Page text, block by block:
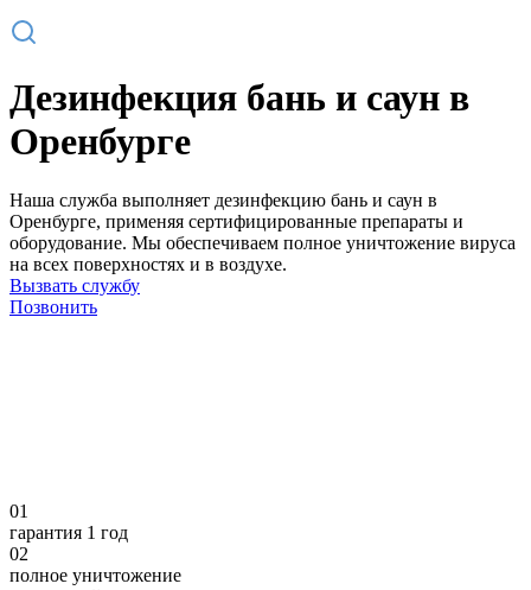
Дезинфекция бань и саун в
Оренбурге
Наша служба выполняет дезинфекцию бань и саун в
Оренбурге, применяя сертифицированные препараты и
оборудование. Мы обеспечиваем полное уничтожение вируса
на всех поверхностях и в воздухе.
Вызвать службу
Позвонить
01
гарантия 1 год
02
полное уничтожение